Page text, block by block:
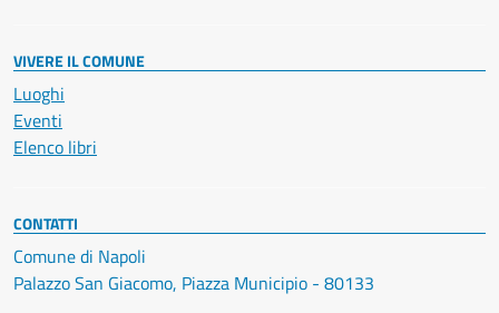
VIVERE IL COMUNE
Luoghi
Eventi
Elenco libri
CONTATTI
Comune di Napoli
Palazzo San Giacomo, Piazza Municipio - 80133